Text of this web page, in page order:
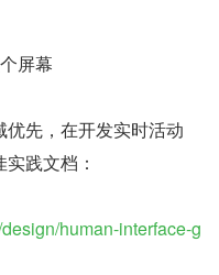
屏幕
先，在开发实时活动
践文档：
human-interface-g